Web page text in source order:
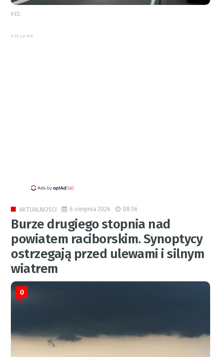
RED.
REKLAMA
AKTUALNOŚCI 6 sierpnia 2026 08:36
Burze drugiego stopnia nad
powiatem raciborskim. Synoptycy
ostrzegają przed ulewami i silnym
wiatrem
0